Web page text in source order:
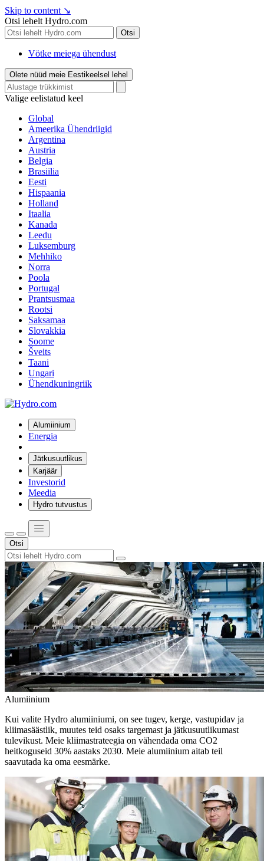
Skip to content ↘
Otsi lehelt Hydro.com
Otsi
Vötke meiega ühendust
Olete nüüd meie Eestikeelsel lehel
Valige eelistatud keel
Global
Ameerika Ühendriigid
Argentina
Austria
Belgia
Brasiilia
Eesti
Hispaania
Holland
Itaalia
Kanada
Leedu
Luksemburg
Mehhiko
Norra
Poola
Portugal
Prantsusmaa
Rootsi
Saksamaa
Slovakkia
Soome
Šveits
Taani
Ungari
Ühendkuningriik
Alumiinium
Energia
Jätkusuutlikus
Karjäär
Investorid
Meedia
Hydro tutvustus
Otsi
Alumiinium
Kui valite Hydro alumiiniumi, on see tugev, kerge, vastupidav ja
kliimasäästlik, muutes teid osaks targemast ja jätkusuutlikumast
tulevikust. Meie kliimastrateegia on vähendada oma CO2
heitkoguseid 30% aastaks 2030. Meie alumiinium aitab teil
saavutada ka oma eesmärke.